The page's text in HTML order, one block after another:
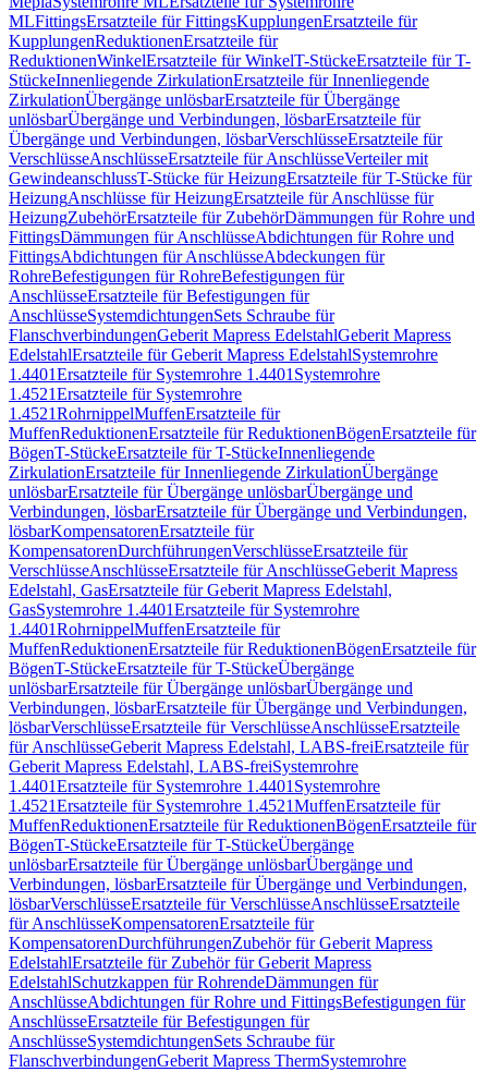
MLFittingsErsatzteile für FittingsKupplungenErsatzteile für
KupplungenReduktionenErsatzteile für
ReduktionenWinkelErsatzteile für WinkelT-StückeErsatzteile für T-
StückeInnenliegende ZirkulationErsatzteile für Innenliegende
ZirkulationÜbergänge unlösbarErsatzteile für Übergänge
unlösbarÜbergänge und Verbindungen, lösbarErsatzteile für
Übergänge und Verbindungen, lösbarVerschlüsseErsatzteile für
VerschlüsseAnschlüsseErsatzteile für AnschlüsseVerteiler mit
GewindeanschlussT-Stücke für HeizungErsatzteile für T-Stücke für
HeizungAnschlüsse für HeizungErsatzteile für Anschlüsse für
HeizungZubehörErsatzteile für ZubehörDämmungen für Rohre und
FittingsDämmungen für AnschlüsseAbdichtungen für Rohre und
FittingsAbdichtungen für AnschlüsseAbdeckungen für
RohreBefestigungen für RohreBefestigungen für
AnschlüsseErsatzteile für Befestigungen für
AnschlüsseSystemdichtungenSets Schraube für
FlanschverbindungenGeberit Mapress EdelstahlGeberit Mapress
EdelstahlErsatzteile für Geberit Mapress EdelstahlSystemrohre
1.4401Ersatzteile für Systemrohre 1.4401 Systemrohre
1.4521Ersatzteile für Systemrohre
1.4521RohrnippelMuffenErsatzteile für
MuffenReduktionenErsatzteile für ReduktionenBögenErsatzteile für
BögenT-StückeErsatzteile für T-StückeInnenliegende
ZirkulationErsatzteile für Innenliegende ZirkulationÜbergänge
unlösbarErsatzteile für Übergänge unlösbarÜbergänge und
Verbindungen, lösbarErsatzteile für Übergänge und Verbindungen,
lösbarKompensatorenErsatzteile für
KompensatorenDurchführungenVerschlüsseErsatzteile für
VerschlüsseAnschlüsseErsatzteile für AnschlüsseGeberit Mapress
Edelstahl, GasErsatzteile für Geberit Mapress Edelstahl,
GasSystemrohre 1.4401Ersatzteile für Systemrohre
1.4401RohrnippelMuffenErsatzteile für
MuffenReduktionenErsatzteile für ReduktionenBögenErsatzteile für
BögenT-StückeErsatzteile für T-StückeÜbergänge
unlösbarErsatzteile für Übergänge unlösbarÜbergänge und
Verbindungen, lösbarErsatzteile für Übergänge und Verbindungen,
lösbarVerschlüsseErsatzteile für VerschlüsseAnschlüsseErsatzteile
für AnschlüsseGeberit Mapress Edelstahl, LABS-freiErsatzteile für
Geberit Mapress Edelstahl, LABS-freiSystemrohre
1.4401Ersatzteile für Systemrohre 1.4401 Systemrohre
1.4521Ersatzteile für Systemrohre 1.4521MuffenErsatzteile für
MuffenReduktionenErsatzteile für ReduktionenBögenErsatzteile für
BögenT-StückeErsatzteile für T-StückeÜbergänge
unlösbarErsatzteile für Übergänge unlösbarÜbergänge und
Verbindungen, lösbarErsatzteile für Übergänge und Verbindungen,
lösbarVerschlüsseErsatzteile für VerschlüsseAnschlüsseErsatzteile
für AnschlüsseKompensatorenErsatzteile für
KompensatorenDurchführungenZubehör für Geberit Mapress
EdelstahlErsatzteile für Zubehör für Geberit Mapress
EdelstahlSchutzkappen für RohrendeDämmungen für
AnschlüsseAbdichtungen für Rohre und FittingsBefestigungen für
AnschlüsseErsatzteile für Befestigungen für
AnschlüsseSystemdichtungenSets Schraube für
FlanschverbindungenGeberit Mapress ThermSystemrohre